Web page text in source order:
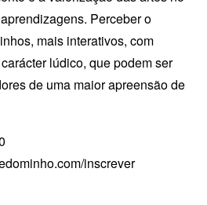
Perceber o
mais interativos, com
lúdico, que podem ser
de uma maior apreensão de
inscrever